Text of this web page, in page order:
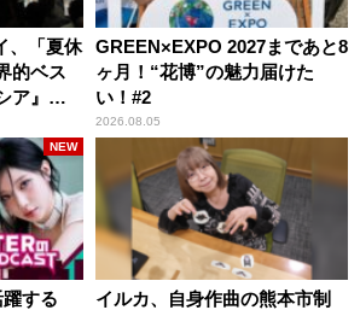
、「夏休
的ベス
ア』を
GREEN×EXPO 2027まであと8
ヶ月！“花博”の魅力届けた
い！#2
2026.08.05
する
NEW
イルカ、自身作曲の熊本市制